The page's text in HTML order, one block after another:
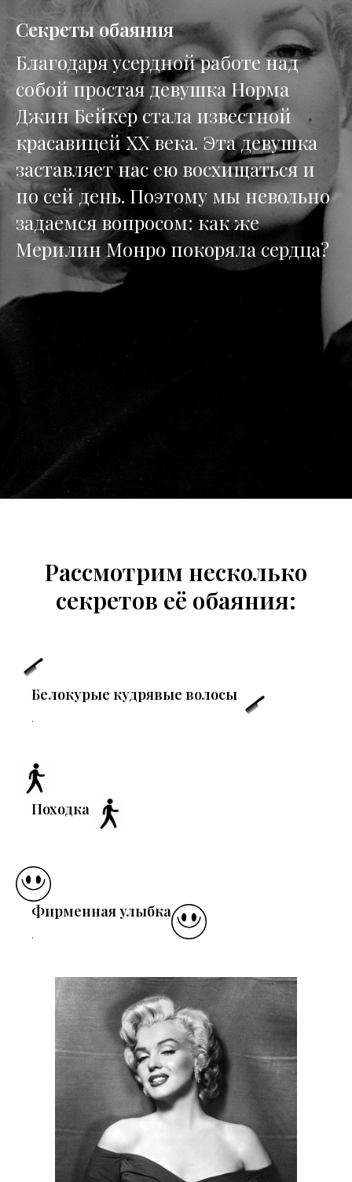
Секреты обаяния
Благодаря усердной работе над
собой простая девушка Норма
Джин Бейкер стала известной
красавицей ХХ века. Эта девушка
заставляет нас ею восхищаться и
по сей день. Поэтому мы невольно
задаемся вопросом: как же
Мерилин Монро покоряла сердца?
Рассмотрим несколько
секретов её обаяния:
Белокурые кудрявые волосы
.
Походка
Фирменная улыбка
.